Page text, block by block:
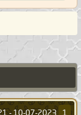
1
10-07-2023 -